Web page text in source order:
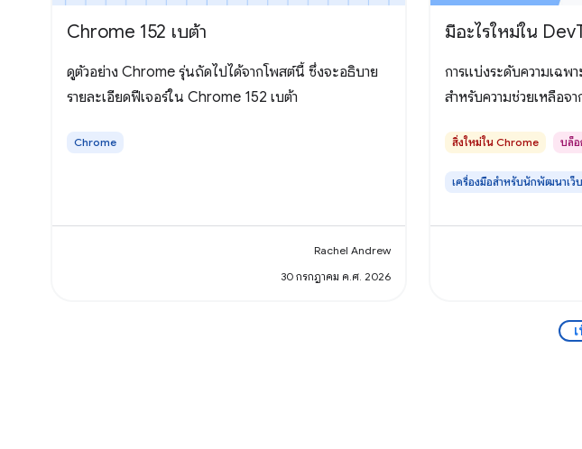
Chrome 152 เบต้า
ดูตัวอย่าง Chrome รุ่นถัดไปได้จากโพสต์นี้ ซึ่งจะอธิบาย
รายละเอียดฟีเจอร์ใน Chrome 152 เบต้า
Chrome
Rachel Andrew
30 กรกฎาคม ค.ศ. 2026
มีอะไรใหม่ใน
การแบ่งระดับความเฉพ
สำหรับความช่วยเหลือจ
สิ่งใหม่ใน Chrome บล็อ
เครื่องมือสำหรับนักพัฒนาเว็